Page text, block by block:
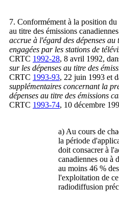
7. Conformément à la position du
au titre des émissions
accrue à l'égard des dépenses
engagées par les stations de
CRTC 1992-28, 8 avril 1992,
sur les dépenses au titre des
CRTC 1993-93, 22 juin 1993 et
supplémentaires concernant la
dépenses au titre des émissions
CRTC 1993-74, 10 décembre
a) Au cours de
la période
doit consacrer à
canadiennes ou à
au moins 46 %
l'exploitation de
radiodiffusion